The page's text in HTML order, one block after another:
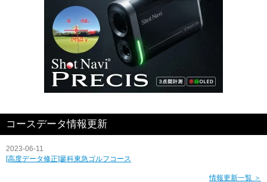
コースデータ情報更新
2023-06-11
[高度データ修正]蓼科東急ゴルフコース
情報更新一覧 ＞